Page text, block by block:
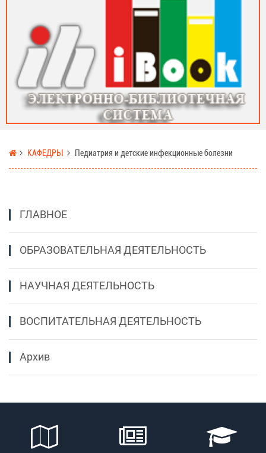
КАФЕДРЫ Педиатрия и детские инфекционные болезни
ГЛАВНОЕ
ОБРАЗОВАТЕЛЬНАЯ ДЕЯТЕЛЬНОСТЬ
НАУЧНАЯ ДЕЯТЕЛЬНОСТЬ
ВОСПИТАТЕЛЬНАЯ ДЕЯТЕЛЬНОСТЬ
Архив